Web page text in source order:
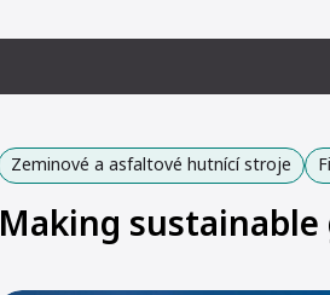
Zeminové a asfaltové hutnící stroje
Making